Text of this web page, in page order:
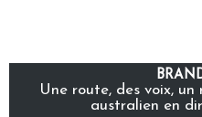
Une route, des voix, un
australien en